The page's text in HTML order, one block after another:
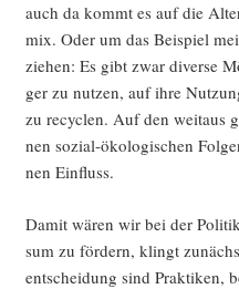
auch da kommt es auf die
mix. Oder um das Bei­spiel
zie­hen: Es gibt zwar diver­se
ger zu nut­zen, auf ihre
zu recy­clen. Auf den weit­aus
nen sozi­al-öko­lo­gi­schen
nen Einfluss.
Damit wären wir bei der
sum zu för­dern, klingt
entschei­dung sind Prak­ti­ken,